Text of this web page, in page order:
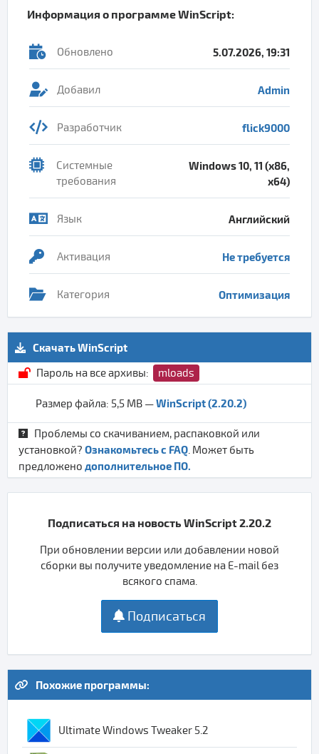
Информация о программеWinScript:
Обновлено 5.07.2026, 19:31
Добавил Admin
Разработчик flick9000
Системные
требования
Windows 10, 11 (x86,
x64)
Язык Английский
Активация Не требуется
Категория Оптимизация
Скачать WinScript
Пароль на все архивы:
mloads
Размер файла: 5,5 MB —WinScript (2.20.2)
Проблемы со скачиванием, распаковкой или
установкой? Ознакомьтесь с FAQ. Может быть
предложено дополнительное ПО.
Подписаться на новость WinScript 2.20.2
При обновлении версии или добавлении новой
сборки вы получите уведомление на E-mail без
всякого спама.
Подписаться
Похожие программы:
Ultimate Windows Tweaker 5.2